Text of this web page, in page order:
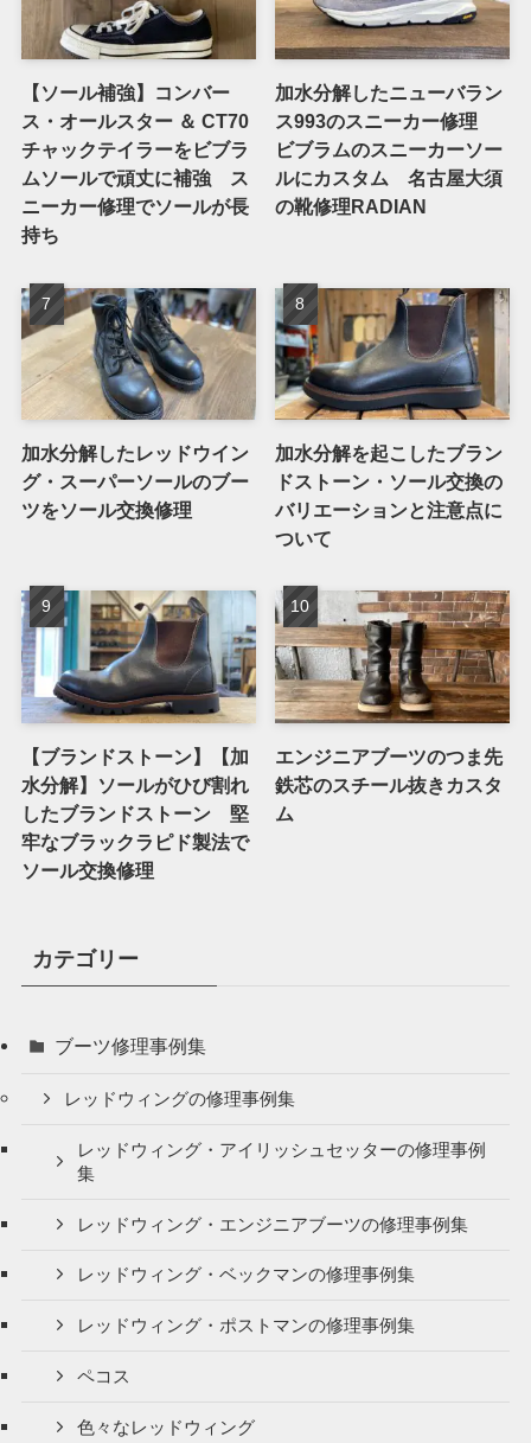
【ソール補強】コンバー
ス・オールスター ＆ CT70
チャックテイラーをビブラ
ムソールで頑丈に補強 ス
ニーカー修理でソールが長
持ち
加水分解したニューバラン
ス993のスニーカー修理
ビブラムのスニーカーソー
ルにカスタム 名古屋大須
の靴修理RADIAN
加水分解したレッドウイン
グ・スーパーソールのブー
ツをソール交換修理
加水分解を起こしたブラン
ドストーン・ソール交換の
バリエーションと注意点に
ついて
【ブランドストーン】【加
水分解】ソールがひび割れ
したブランドストーン 堅
牢なブラックラピド製法で
ソール交換修理
エンジニアブーツのつま先
鉄芯のスチール抜きカスタ
ム
カテゴリー
ブーツ修理事例集
レッドウィングの修理事例集
レッドウィング・アイリッシュセッターの修理事例
集
レッドウィング・エンジニアブーツの修理事例集
レッドウィング・ベックマンの修理事例集
レッドウィング・ポストマンの修理事例集
ペコス
色々なレッドウィング